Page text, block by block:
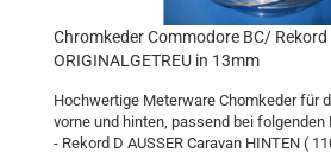
Chromkeder Commodore BC/ Rekord
ORIGINALGETREU in 13mm
Hochwertige Meterware Chomkeder für
vorne und hinten, passend bei folgenden
- Rekord D AUSSER Caravan HINTEN (